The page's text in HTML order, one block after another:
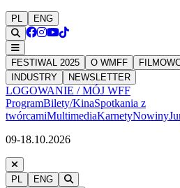
PL ENG
FESTIWAL 2025 O WMFF
INDUSTRY
NEWSLETTER
LOGOWANIE / MÓJ WFF
ProgramBilety/KinaSpotkania z
twórcamiMultimediaKarnetyNowiny
09-18.10.2026
PL
ENG